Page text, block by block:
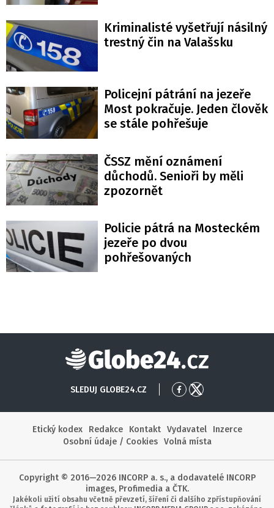
Kriminalisté vyšetřují násilný
trestný čin na Valašsku
Policejní pátrání na jezeře
Most pokračuje. Jeden člověk
se stále pohřešuje
ČSSZ mění oznámení
důchodů. Senioři by měli
zpozornět
Policie pátrá na Mosteckém
jezeře po dvou
pohřešovaných
Globe24
SLEDUJ GLOBE24.CZ
Přejít
Facebook
Přejít
X
Etický kodex
Redakce Kontakt Vydavatel
Inzerce
Osobní údaje / Cookies
Volná místa
Copyright © 2016—2026 INCORP a. s., a dodavatelé INCORP
images, Profimedia a ČTK.
Jakékoli užití obsahu včetně převzetí, šíření či dalšího zpřístupňování